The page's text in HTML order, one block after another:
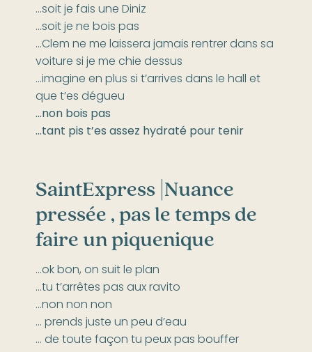
…soit je fais une Diniz
…soit je ne bois pas
…Clem ne me laissera jamais rentrer dans sa
voiture si je me chie dessus
…imagine en plus si t’arrives dans le hall et
que t’es dégueu
…non bois pas
…tant pis t’es assez hydraté pour tenir
SaintExpress |Nuance
pressée , pas le temps de
faire un piquenique
…ok bon, on suit le plan
…tu t’arrêtes pas aux ravito
…non non non
… prends juste un peu d’eau
… de toute façon tu peux pas bouffer